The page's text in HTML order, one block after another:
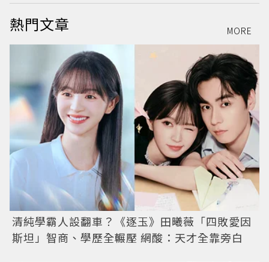
熱門文章 MORE
清純學霸人設翻車？《逐玉》田曦薇「四敗愛因
斯坦」智商、學歷全輾壓 網酸：天才全靠旁白